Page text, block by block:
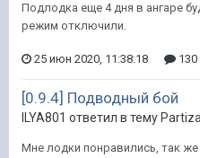
Подлодка еще 4 дня в ангаре
режим отключили.
25 июн 2020, 11:38:18
[0.9.4] Подводный бой
ILYA801 ответил в тему
Мне лодки понравились, так